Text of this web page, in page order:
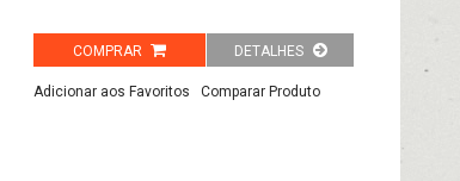
COMPRAR DETALHES
Adicionar aos Favoritos Comparar Produto